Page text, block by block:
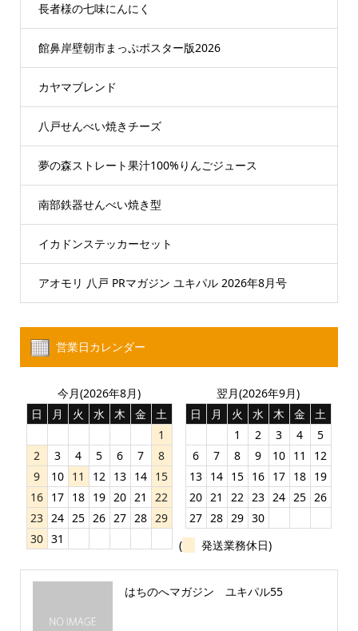
長者様の七味にんにく
館鼻岸壁朝市まっぷポスター版2026
カヤマブレンド
八戸せんべい焼きチーズ
夢の森ストレート果汁100%りんごジュース
南部鉄器せんべい焼き型
イカドンステッカーセット
アオモリ 八戸 PRマガジン ユキパル 2026年8月号
営業日カレンダー
今月(2026年8月)
日
月 火 水 木 金
土
1
2
3 4 5 6 7
8
9
10 11 12 13 14 15
16 17 18 19 20 21
22
23 24 25 26 27 28 29
30 31
翌月(2026年9月)
日
月 火 水 木 金
土
1
2 3 4
5
6
7 8 9 10 11
12
13 14 15 16 17 18 19
20 21 22 23 24 25 26
27 28 29 30
(
発送業務休日)
はちのへマガジン ユキパル55